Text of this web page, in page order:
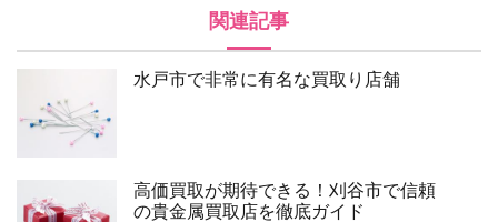
関連記事
水戸市で非常に有名な買取り店舗
高価買取が期待できる！刈谷市で信頼
の貴金属買取店を徹底ガイド